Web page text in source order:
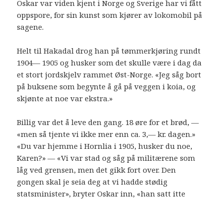
Oskar var viden kjent i Norge og Sverige har vi fått
oppspore, for sin kunst som kjører av lokomobil på
sagene.
Helt til Hakadal drog han på tømmerkjøring rundt
1904— 1905 og husker som det skulle være i dag da
et stort jordskjelv rammet Øst-Norge. «Jeg såg bort
på buksene som begynte å gå på veggen i koia, og
skjønte at noe var ekstra.»
Billig var det å leve den gang. 18 øre for et brød, —
«men så tjente vi ikke mer enn ca. 3,— kr. dagen.»
«Du var hjemme i Hornlia i 1905, husker du noe,
Karen?» — «Vi var stad og såg på militærene som
låg ved grensen, men det gikk fort over. Den
gongen skal je seia deg at vi hadde stødig
statsminister», bryter Oskar inn, «han satt itte